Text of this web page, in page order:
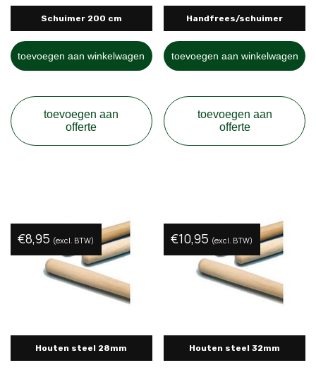
Schuimer 200 cm
toevoegen aan winkelwagen
toevoegen aan
offerte
Handfrees/schuimer
toevoegen aan winkelwagen
toevoegen aan
offerte
Houten steel 28mm
€8,95 (excl. BTW)
Houten steel 32mm
€10,95 (excl. BTW)